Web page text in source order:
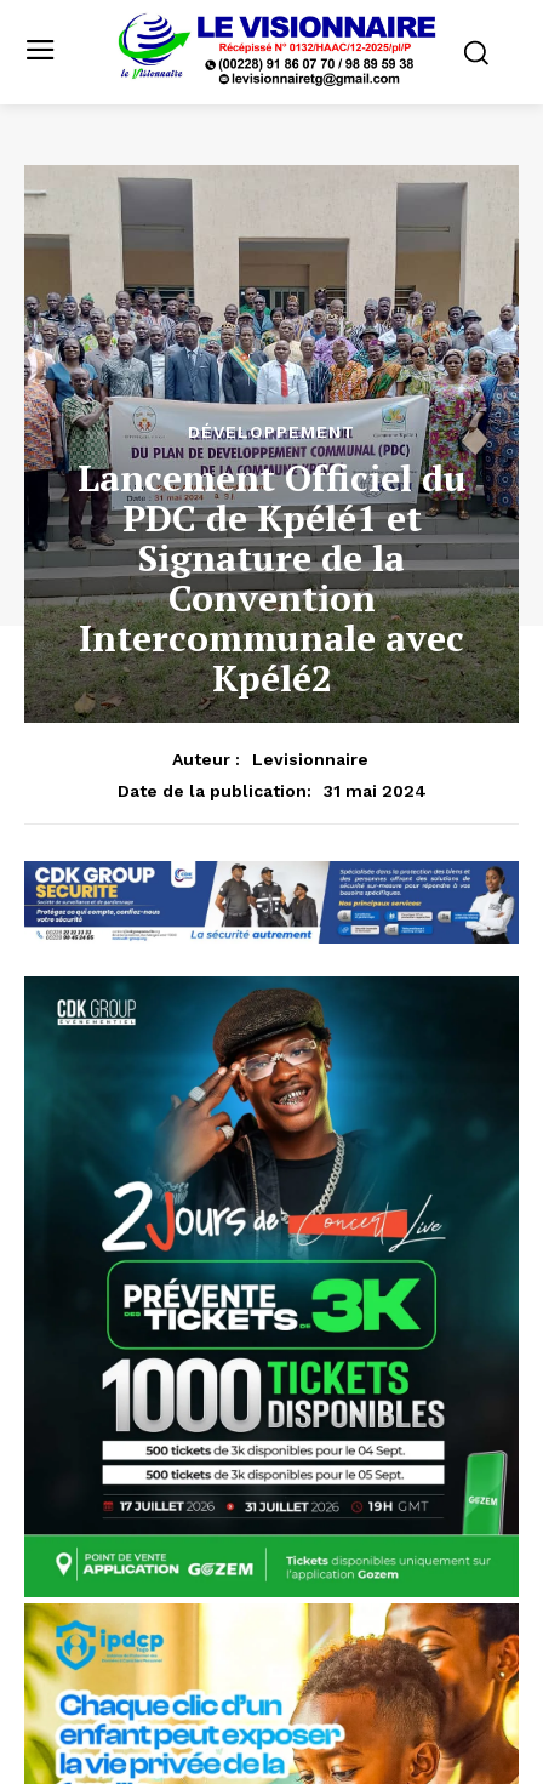
DÉVELOPPEMENT
Lancement Officiel du
PDC de Kpélé1 et
Signature de la
Convention
Intercommunale avec
Kpélé2
Auteur :
Levisionnaire
Date de la publication:
31 mai 2024